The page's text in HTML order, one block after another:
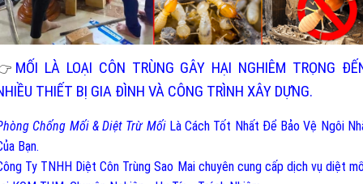
MỐI LÀ LOẠI CÔN TRÙNG GÂY HẠI NGHIÊM TRỌNG
THIẾT BỊ GIA ĐÌNH VÀ CÔNG TRÌNH XÂY DỰNG.
Chống Mối & Diệt Trừ MốiLà Cách Tốt Nhất Để Bảo Vệ Ngôi
Bạn.
Ty TNHH Diệt Côn Trùng Sao Mai chuyên cung cấp dịch vụ diệt